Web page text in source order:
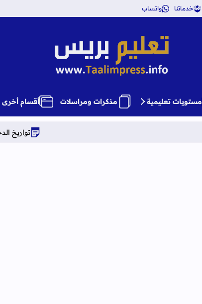
خدماتنا واتساب
تعليم بريس TaalimPress
مستويات تعليمية مذكرات ومراسلات أقسام أخرى
تواريخ الدخول المدرسي برسم